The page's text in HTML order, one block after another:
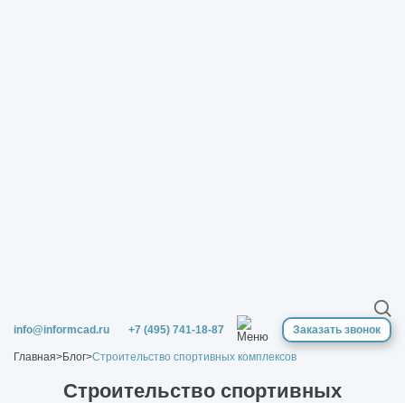
info@informcad.ru +7 (495) 741-18-87 Заказать звонок
Главная>Блог>Строительство спортивных комплексов
Строительство спортивных